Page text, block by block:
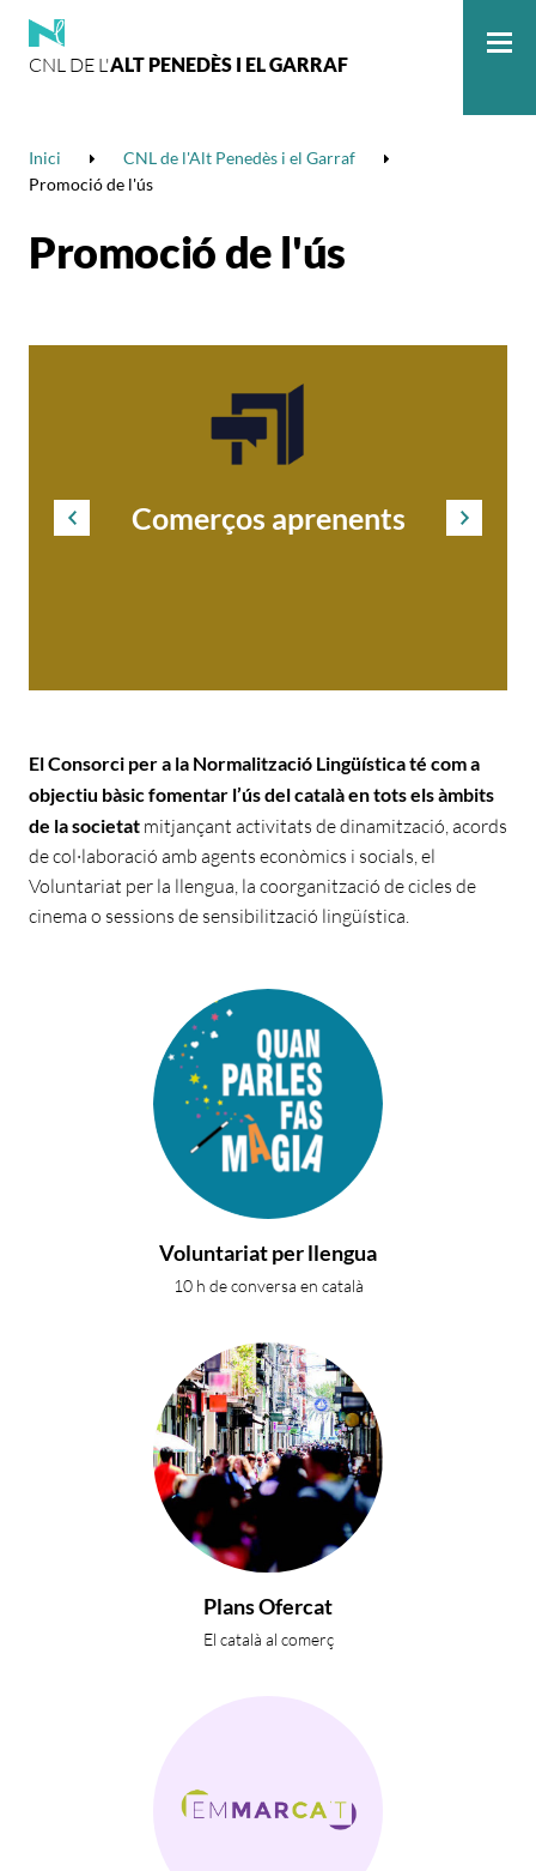
CNL DE L'ALT PENEDÈS I EL GARRAF
Inici
CNL de l'Alt Penedès i el Garraf
Promoció de l'ús
Promoció de l'ús
Comerços aprenents
El Consorci per a la Normalització Lingüística té com a
objectiu bàsic fomentar l’ús del català en tots els àmbits
de la societat mitjançant activitats de dinamització, acords
de col·laboració amb agents econòmics i socials, el
Voluntariat per la llengua, la coorganització de cicles de
cinema o sessions de sensibilització lingüística.
Voluntariat per llengua
10 h de conversa en català
Plans Ofercat
El català al comerç